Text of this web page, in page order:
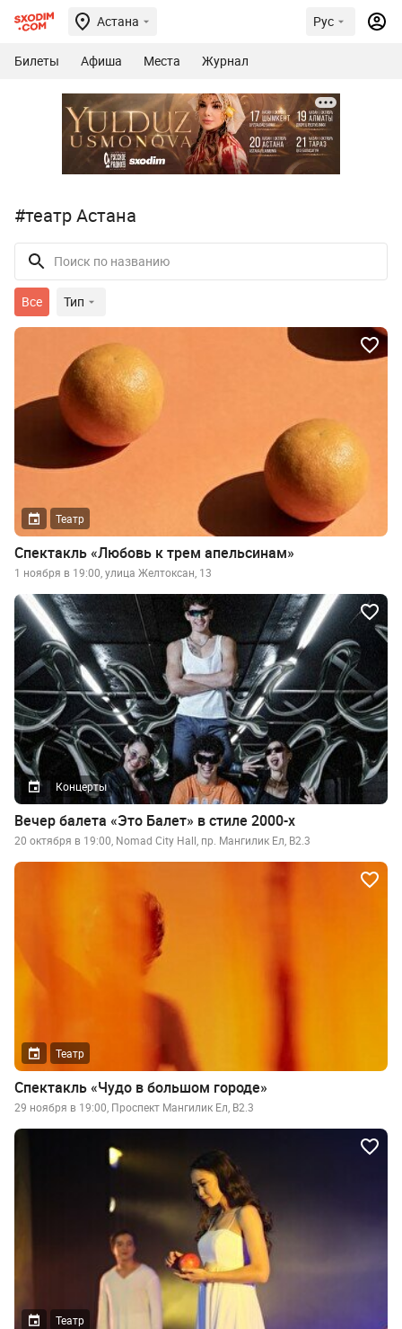
Астана Рус
Билеты Афиша Места Журнал
#театр Астана
Все Тип
Театр
Спектакль «Любовь к трем апельсинам»
1 ноября в 19:00, улица Желтоксан, 13
Концерты
Вечер балета «Это Балет» в стиле 2000-х
20 октября в 19:00, Nomad City Hall, пр. Мангилик Ел, B2.3
Театр
Спектакль «Чудо в большом городе»
29 ноября в 19:00, ​Проспект Мангилик Ел, B2.3
Театр